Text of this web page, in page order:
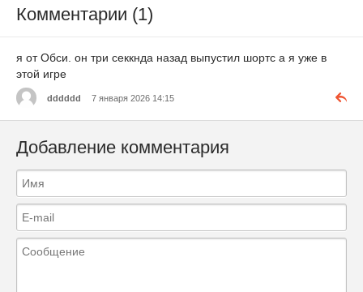
Комментарии (1)
я от Обси. он три секкнда назад выпустил шортс а я уже в
этой игре
dddddd 7 января 2026 14:15
Добавление комментария